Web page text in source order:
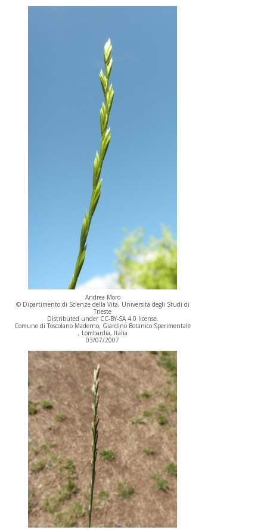
Andrea Moro
© Dipartimento di Scienze della Vita, Università degli Studi di
Trieste
Distributed under CC-BY-SA 4.0 license.
Comune di Toscolano Maderno, Giardino Botanico Sperimentale
, Lombardia, Italia
03/07/2007